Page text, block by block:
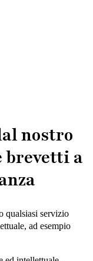
nostro
brevetti a
qualsiasi servizio
ad esempio